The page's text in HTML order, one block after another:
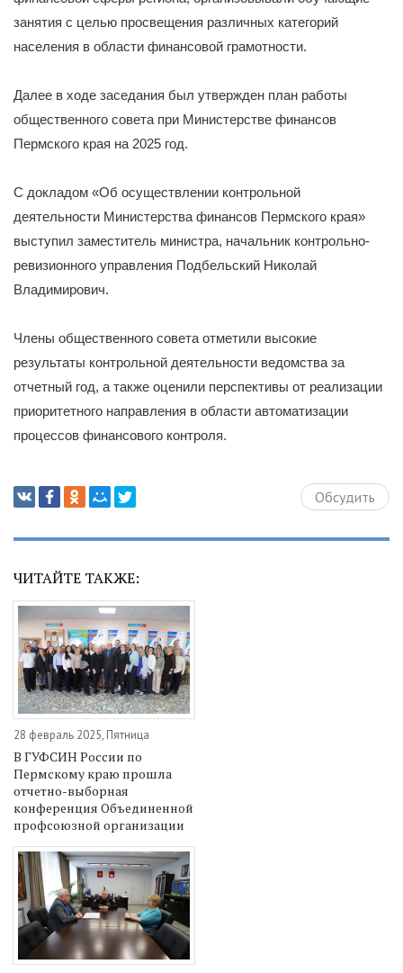
занятия с целью просвещения различных категорий
населения в области финансовой грамотности.
Далее в ходе заседания был утвержден план работы
общественного совета при Министерстве финансов
Пермского края на 2025 год.
С докладом «Об осуществлении контрольной
деятельности Министерства финансов Пермского края»
выступил заместитель министра, начальник контрольно-
ревизионного управления Подбельский Николай
Владимирович.
Члены общественного совета отметили высокие
результаты контрольной деятельности ведомства за
отчетный год, а также оценили перспективы от реализации
приоритетного направления в области автоматизации
процессов финансового контроля.
Обсудить
ЧИТАЙТЕ ТАКЖЕ:
28 февраль 2025, Пятница
В ГУФСИН России по
Пермскому краю прошла
отчетно-выборная
конференция Объединенной
профсоюзной организации